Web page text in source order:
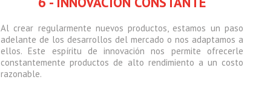
Al crear regularmente nuevos productos, estamos un paso
adelante de los desarrollos del mercado o nos adaptamos a
ellos. Este espíritu de innovación nos permite ofrecerle
constantemente productos de alto rendimiento a un costo
razonable.